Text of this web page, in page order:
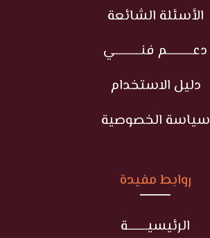
الأسئلة الشائعة
دعـــــــــم فنـــــــــي
دليل الاستخدام
سياسة الخصوصية
روابط مفيدة
الرئيسيـــــــة